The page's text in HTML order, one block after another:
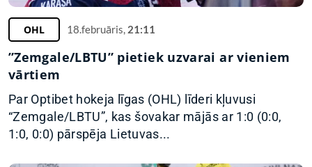
OHL 18.februāris, 21:11
”Zemgale/LBTU” pietiek uzvarai ar vieniem
vārtiem
Par Optibet hokeja līgas (OHL) līderi kļuvusi
“Zemgale/LBTU”, kas šovakar mājās ar 1:0 (0:0,
1:0, 0:0) pārspēja Lietuvas...